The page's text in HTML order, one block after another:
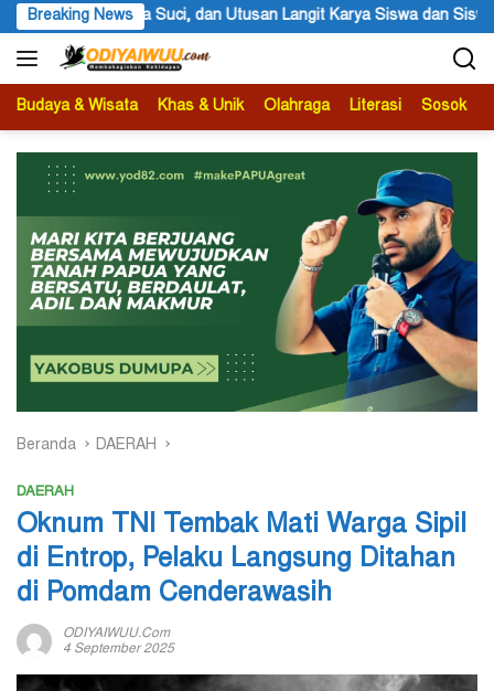
Langsung
ke
konten
Breaking News
dan Siswi SMA Negeri 1 Dogiyai Anggota MRP Papua
Budaya & Wisata Khas & Unik Olahraga Literasi Sosok
Beranda DAERAH
DAERAH
Oknum TNI Tembak Mati Warga Sipil
di Entrop, Pelaku Langsung Ditahan
di Pomdam Cenderawasih
ODIYAIWUU.com
4 September 2025